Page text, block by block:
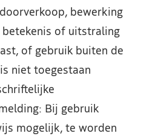
bewerking
of uitstraling
of gebruik buiten de
niet toegestaan
Bij gebruik
mogelijk, te worden